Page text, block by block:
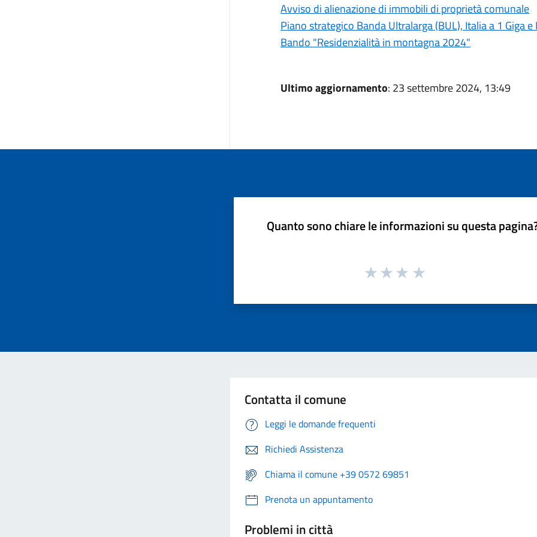
Avviso di alienazione di immobili di proprietà comunale
Piano strategico Banda Ultralarga (BUL), Italia a 1 Giga e
Bando "Residenzialità in montagna 2024"
Ultimo aggiornamento: 23 settembre 2024, 13:49
Quanto sono chiare le informazioni su questa
Contatta il comune
Leggi le domande frequenti
Richiedi Assistenza
Chiama il comune +39 0572 69851
Prenota un appuntamento
Problemi in città